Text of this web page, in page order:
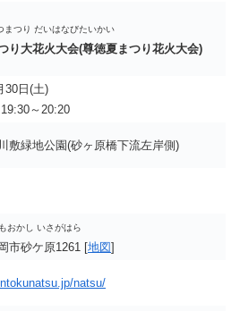
まつり だいはなびたいかい
り大花火大会(尊徳夏まつり花火大会)
30日(土)
～20:20
敷緑地公園(砂ヶ原橋下流左岸側)
おかし いさがはら
市砂ケ原1261 [地図]
natsu/